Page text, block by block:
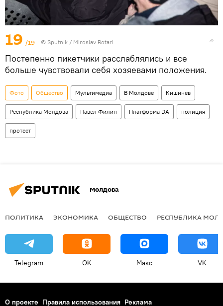
19 /19 © Sputnik / Miroslav Rotari
Постепенно пикетчики расслаблялись и все
больше чувствовали себя хозяевами положения.
Фото Общество Мультимедиа В Молдове Кишинев
Республика Молдова Павел Филип Платформа DA полиция
протест
Молдова
ПОЛИТИКА ЭКОНОМИКА ОБЩЕСТВО РЕСПУБЛИКА
Telegram OK Макс VK
О проекте Правила использования Реклама